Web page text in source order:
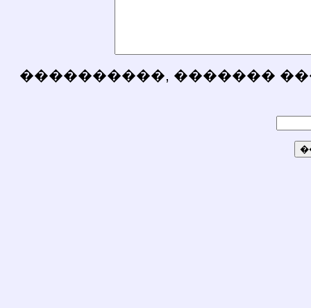
����������, �������